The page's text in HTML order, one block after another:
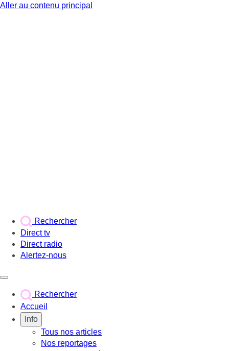
Aller au contenu principal
Rechercher
Direct tv
Direct radio
Alertez-nous
Rechercher
Accueil
Info
Tous nos articles
Nos reportages